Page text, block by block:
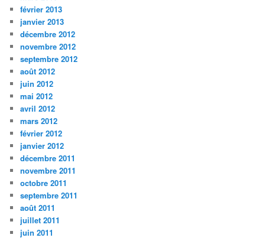
février 2013
janvier 2013
décembre 2012
novembre 2012
septembre 2012
août 2012
juin 2012
mai 2012
avril 2012
mars 2012
février 2012
janvier 2012
décembre 2011
novembre 2011
octobre 2011
septembre 2011
août 2011
juillet 2011
juin 2011